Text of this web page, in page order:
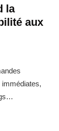
la
aux
immédiates,